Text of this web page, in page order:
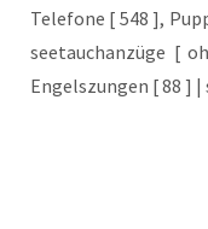
Tele­fo­ne [ 548 ],
see­tauch­an­zü­ge [
Engels­zun­gen [ 88 ] |